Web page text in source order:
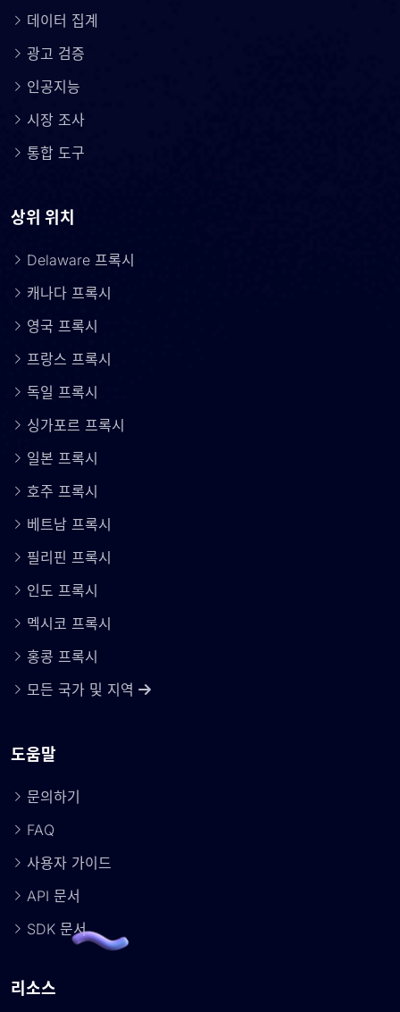
데이터 집계
광고 검증
인공지능
시장 조사
통합 도구
상위 위치
Delaware 프록시
캐나다 프록시
영국 프록시
프랑스 프록시
독일 프록시
싱가포르 프록시
일본 프록시
호주 프록시
베트남 프록시
필리핀 프록시
인도 프록시
멕시코 프록시
홍콩 프록시
모든 국가 및 지역
도움말
문의하기
FAQ
사용자 가이드
API 문서
SDK 문서
리소스